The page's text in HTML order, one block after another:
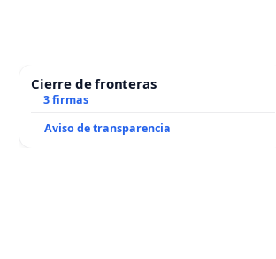
Cierre de fronteras
3 firmas
Aviso de transparencia